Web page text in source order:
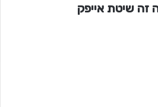
זה שיטת אייפק